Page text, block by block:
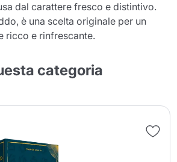
dal carattere fresco e distintivo.
è una scelta originale per un
ricco e rinfrescante.
categoria